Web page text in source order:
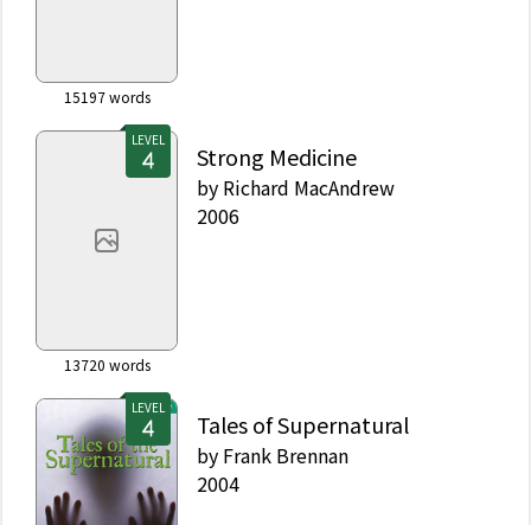
15197words
LEVEL
13720 words
Strong Medicine
by Richard MacAndrew
2006
LEVEL
Tales of Supernatural
by Frank Brennan
2004